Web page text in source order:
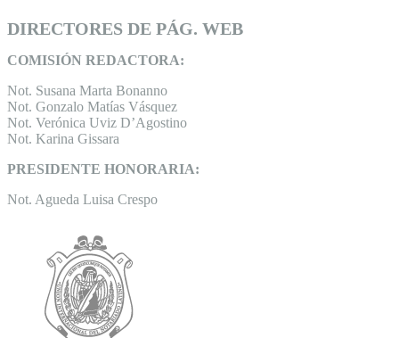
DIRECTORES DE PÁG. WEB
COMISIÓN REDACTORA:
Not. Susana Marta Bonanno
Not. Gonzalo Matías Vásquez
Not. Verónica Uviz D’Agostino
Not. Karina Gissara
PRESIDENTE HONORARIA:
Not. Agueda Luisa Crespo